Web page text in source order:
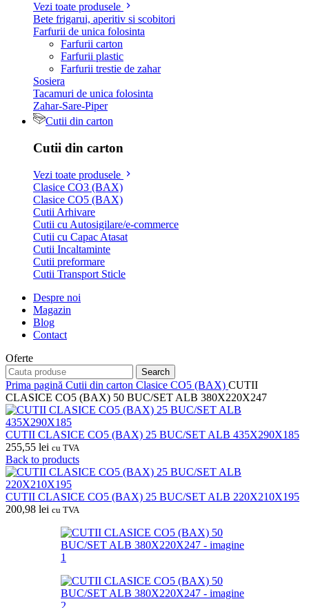
Vezi toate produsele
Bete frigarui, aperitiv si scobitori
Farfurii de unica folosinta
Farfurii carton
Farfurii plastic
Farfurii trestie de zahar
Sosiera
Tacamuri de unica folosinta
Zahar-Sare-Piper
Cutii din carton
Cutii din carton
Vezi toate produsele
Clasice CO3 (BAX)
Clasice CO5 (BAX)
Cutii Arhivare
Cutii cu Autosigilare/e-commerce
Cutii cu Capac Atasat
Cutii Incaltaminte
Cutii preformare
Cutii Transport Sticle
Despre noi
Magazin
Blog
Contact
Oferte
Search
Prima pagină Cutii din carton Clasice CO5 (BAX) CUTII
CLASICE CO5 (BAX) 50 BUC/SET ALB 380X220X247
CUTII CLASICE CO5 (BAX) 25 BUC/SET ALB 435X290X185
255,55 lei cu TVA
Back to products
CUTII CLASICE CO5 (BAX) 25 BUC/SET ALB 220X210X195
200,98 lei cu TVA